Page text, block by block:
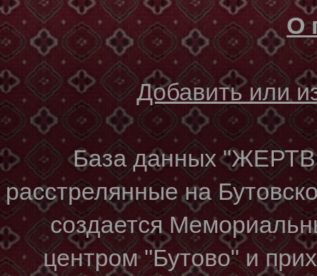
О
Добавить или
База данных
расстрелянные на
создается
центром "Бутово" и